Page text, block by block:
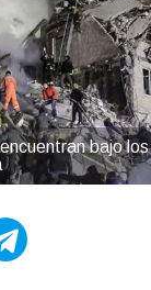
bajo